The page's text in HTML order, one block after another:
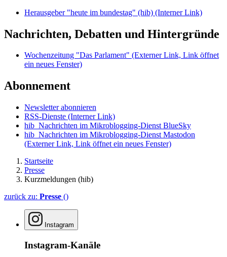
Herausgeber "heute im bundestag" (hib) (Interner Link)
Nachrichten, Debatten und Hintergründe
Wochenzeitung "Das Parlament" (Externer Link, Link öffnet
ein neues Fenster)
Abonnement
Newsletter abonnieren
RSS-Dienste (Interner Link)
hib_Nachrichten im Mikroblogging-Dienst BlueSky
hib_Nachrichten im Mikroblogging-Dienst Mastodon
(Externer Link, Link öffnet ein neues Fenster)
Startseite
Presse
Kurzmeldungen (hib)
zurück zu: Presse ()
Instagram
Instagram-Kanäle